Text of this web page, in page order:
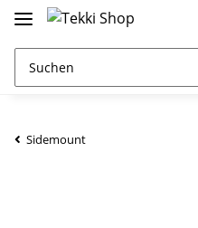
Sidemount